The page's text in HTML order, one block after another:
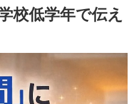
校低学年で伝え